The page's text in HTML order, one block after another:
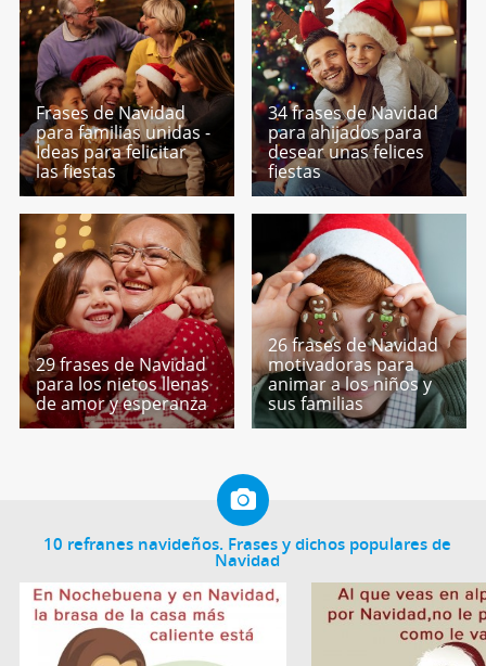
Frases de Navidad
para familias unidas -
Ideas para felicitar
las fiestas
34 frases de Navidad
para ahijados para
desear unas felices
fiestas
29 frases de Navidad
para los nietos llenas
de amor y esperanza
26 frases de Navidad
motivadoras para
animar a los niños y
sus familias
10 refranes navideños. Frases y dichos populares de
Navidad